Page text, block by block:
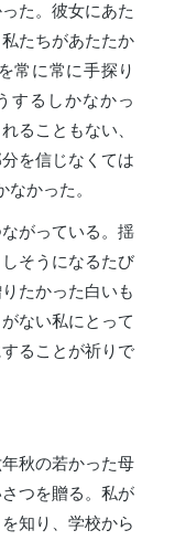
た。彼女にあた
たちがあたたか
常に常に手探り
するしかなかっ
ることもない、
を信じなくては
かった。
がっている。揺
そうになるたび
たかった白いも
ない私にとって
ることが祈りで
秋の若かった母
つを贈る。私が
知り、学校から